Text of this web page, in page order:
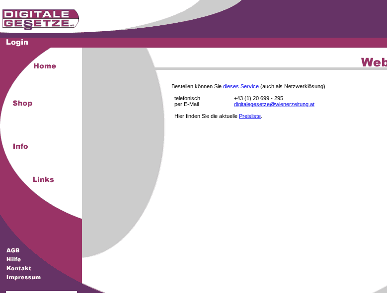
Bestellen können Sie dieses Service (auch als Netzwerklösung)
telefonisch
+43 (1) 20 699 - 295
per E-Mail
digitalegesetze@wienerzeitung.at
Hier finden Sie die aktuelle Preisliste